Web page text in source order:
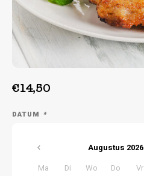
Week 38 | 14-09-2026 t/m 18-09-2026
Week 39 | 21-09-2026 t/m 25-09-2026
€14,50
DATUM *
Augustus 2026
Ma
Di Wo Do Vr